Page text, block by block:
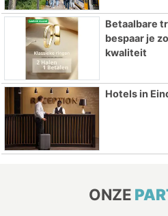
Betaalbare
bespaar je
kwaliteit
Hotels in
ONZE